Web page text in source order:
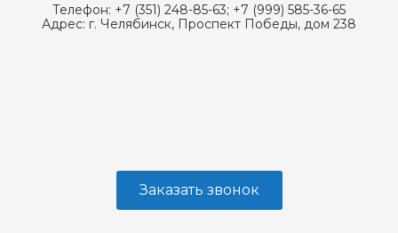
Телефон: +7 (351) 248-85-63; +7 (999) 585-36-65
Адрес: г. Челябинск, Проспект Победы, дом 238
Заказать звонок